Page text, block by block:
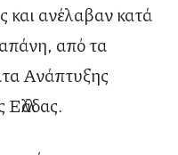
ανέλαβαν κατά
από τα
Ανάπτυξης